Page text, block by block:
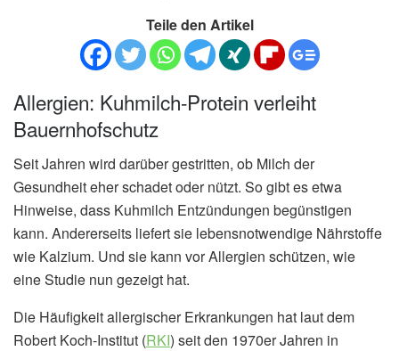
Teile den Artikel
Allergien: Kuhmilch-Protein verleiht
Bauernhofschutz
Seit Jahren wird darüber gestritten, ob Milch der
Gesundheit eher schadet oder nützt. So gibt es etwa
Hinweise, dass Kuhmilch Entzündungen begünstigen
kann. Andererseits liefert sie lebensnotwendige Nährstoffe
wie Kalzium. Und sie kann vor Allergien schützen, wie
eine Studie nun gezeigt hat.
Die Häufigkeit allergischer Erkrankungen hat laut dem
Robert Koch-Institut (RKI) seit den 1970er Jahren in